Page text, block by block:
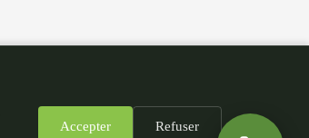
Accepter Refuser